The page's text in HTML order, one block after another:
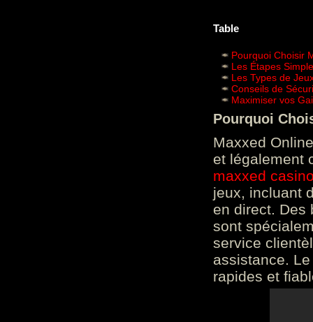
Table
Pourquoi Choisir
Les Étapes
Les Types de
Conseils de
Maximiser vos
Pourquoi
Maxxed
et légalement
maxxed
jeux, incluant
en direct. Des
sont
service
assistance.
rapides et